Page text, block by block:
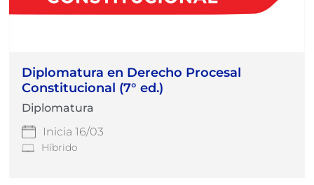
Diplomatura en Derecho Procesal
Constitucional (7° ed.)
Diplomatura
Inicia 16/03
Híbrido